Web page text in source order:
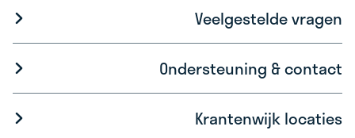
Veelgestelde vragen
Ondersteuning & contact
Krantenwijk locaties